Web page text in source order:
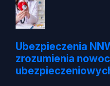
Ubezpieczenia
zrozumienia